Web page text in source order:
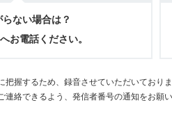
ない場合は？
お電話ください。
握するため、録音させていただいておりま
絡できるよう、発信者番号の通知をお願